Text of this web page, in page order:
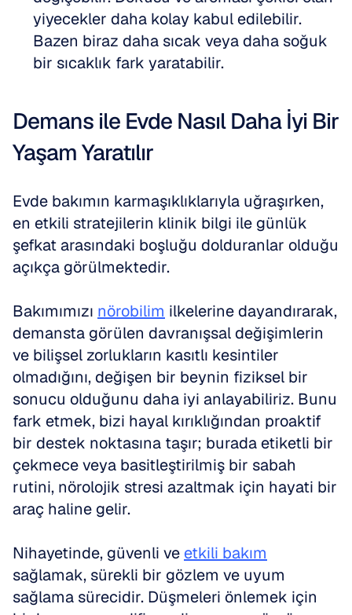
yiyecekler daha kolay kabul edilebilir.
Bazen biraz daha sıcak veya daha soğuk
bir sıcaklık fark yaratabilir.
Demans ile Evde Nasıl Daha İyi Bir
Yaşam Yaratılır
Evde bakımın karmaşıklıklarıyla uğraşırken,
en etkili stratejilerin klinik bilgi ile günlük
şefkat arasındaki boşluğu dolduranlar olduğu
açıkça görülmektedir.
Bakımımızı nörobilim ilkelerine dayandırarak,
demansta görülen davranışsal değişimlerin
ve bilişsel zorlukların kasıtlı kesintiler
olmadığını, değişen bir beynin fiziksel bir
sonucu olduğunu daha iyi anlayabiliriz. Bunu
fark etmek, bizi hayal kırıklığından proaktif
bir destek noktasına taşır; burada etiketli bir
çekmece veya basitleştirilmiş bir sabah
rutini, nörolojik stresi azaltmak için hayati bir
araç haline gelir.
Nihayetinde, güvenli ve etkili bakım
sağlamak, sürekli bir gözlem ve uyum
sağlama sürecidir. Düşmeleri önlemek için